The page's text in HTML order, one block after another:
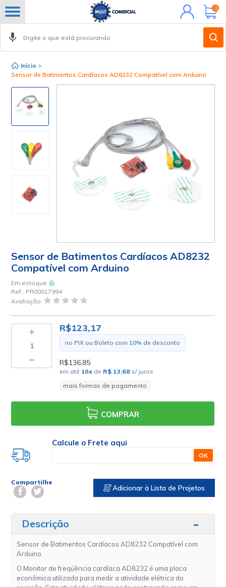
Minha
conta
0
Início >
Sensor de Batimentos Cardíacos AD8232 Compatível com Arduino
Sensor de Batimentos Cardíacos AD8232
Compatível com Arduino
Em estoque
Ref.: PR00017994
Avaliação:
R$123,17
no PIX ou Boleto com 10% de desconto
R$136,85
em até 10x de R$ 13,68 s/ juros
mais formas de pagamento
COMPRAR
Calcule o Frete aqui
OK
Compartilhe
Adicionar à Lista de Projetos
Descrição
Sensor de Batimentos Cardíacos AD8232 Compatível com
Arduino
O Monitor de freqüência cardíaca AD8232 é uma placa
econômica utilizada para medir a atividade elétrica do